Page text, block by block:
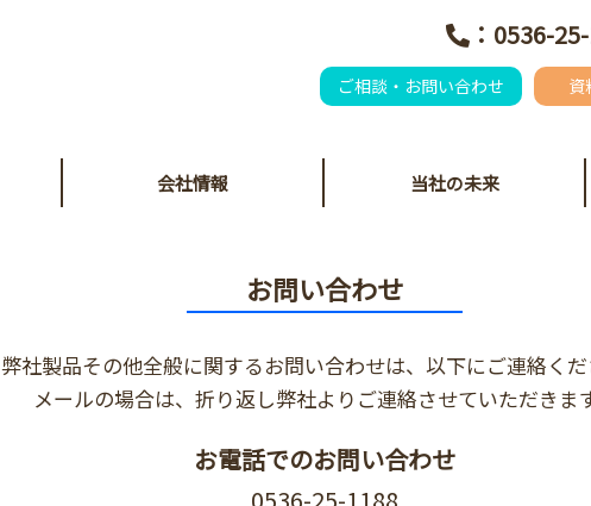
：0536-
ご相談・お問い合わせ 資
会社情報 当社の未来
お問い合わせ
弊社製品その他全般に関するお問い合わせは、以下にご連絡くだ
メールの場合は、折り返し弊社よりご連絡させていただきます
お電話でのお問い合わせ
0536-25-1188